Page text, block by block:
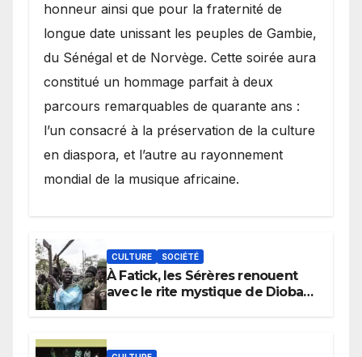
honneur ainsi que pour la fraternité de
longue date unissant les peuples de Gambie,
du Sénégal et de Norvège. Cette soirée aura
constitué un hommage parfait à deux
parcours remarquables de quarante ans :
l’un consacré à la préservation de la culture
en diaspora, et l’autre au rayonnement
mondial de la musique africaine.
CULTURE SOCIÉTÉ
À Fatick, les Sérères renouent
avec le rite mystique de Diobaye